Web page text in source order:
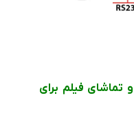
تماشای فیلم برای